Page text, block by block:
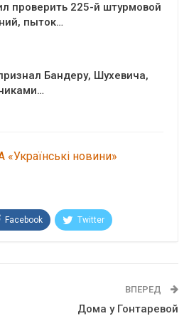
проверить 225-й штурмовой
пыток…
Бандеру, Шухевича,
«Українські новини»
Facebook Twitter
ВПЕРЕД
Дома у Гонтаревой